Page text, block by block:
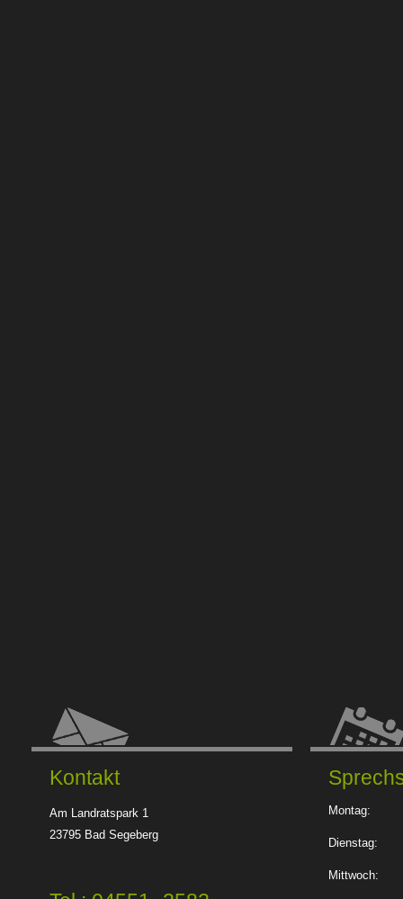
Kontakt
Am Landratspark 1
23795 Bad Segeberg
Montag:
Dienstag:
Mittwoch: